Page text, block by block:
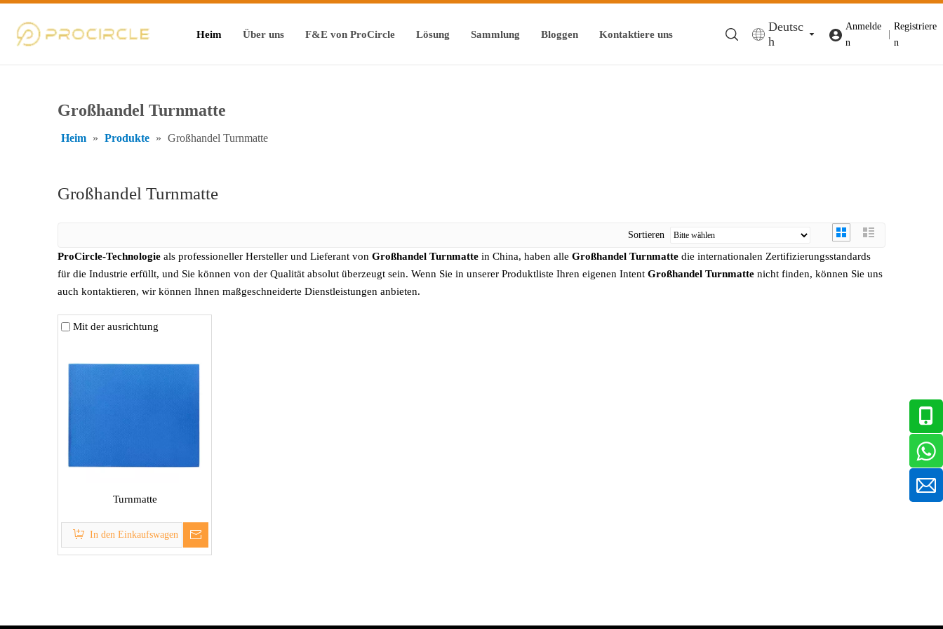
Heim Über uns F&E von ProCircle Lösung Sammlung Bloggen Kontaktiere uns
Deutsc
h
Anmelde
n
Registriere
n
Großhandel Turnmatte
Heim » Produkte » Großhandel Turnmatte
Großhandel Turnmatte
Sortieren
ProCircle-Technologie als professioneller Hersteller und Lieferant von Großhandel Turnmatte in China, haben alle Großhandel Turnmatte die internationalen Zertifizierungsstandards
für die Industrie erfüllt, und Sie können von der Qualität absolut überzeugt sein. Wenn Sie in unserer Produktliste Ihren eigenen Intent Großhandel Turnmatte nicht finden, können Sie uns
auch kontaktieren, wir können Ihnen maßgeschneiderte Dienstleistungen anbieten.
Mit der ausrichtung
Turnmatte
In den Einkaufswagen